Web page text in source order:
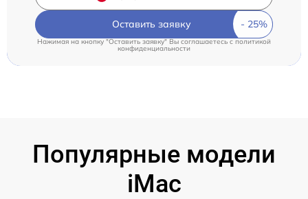
Оставить заявку
Нажимая на кнопку "Оставить заявку" Вы соглашаетесь cполитикой
конфиденциальности
Популярные модели
iMac